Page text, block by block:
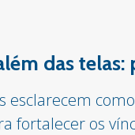
das
esclarecem
fortalecer os